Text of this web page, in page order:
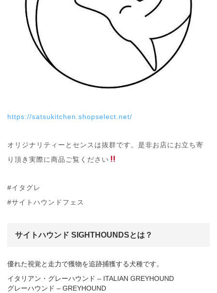
https://satsukitchen.shopselect.net/
オリジナリティーとセンスは抜群です。是非お店にお立ち寄
り頂き実際に商品ご覧ください
#イタグレ
#サイトハウンドフェス
サイトハウンド SIGHTHOUNDSとは？
優れた視覚と走力で獲物を追跡捕獲する犬種です。
イタリアン・グレーハウンド – ITALIAN GREYHOUND
グレーハウンド – GREYHOUND